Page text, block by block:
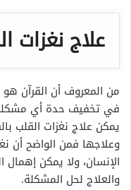
علاج نغزات
من المعروف أن القرآن
في تخفيف حدة أي
يمكن علاج نغزات القلب
وعلاجها فمن الواضح أن
الإنسان، ولا يمكن
والعلاج لحل المشكلة.